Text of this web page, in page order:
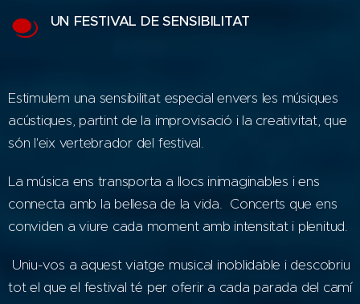
UN FESTIVAL DE SENSIBILITAT
Estimulem una sensibilitat especial envers les músiques
acústiques, partint de la improvisació i la creativitat, que
són l'eix vertebrador del festival.
La música ens transporta a llocs inimaginables i ens
connecta amb la bellesa de la vida. Concerts que ens
conviden a viure cada moment amb intensitat i plenitud.
Uniu-vos a aquest viatge musical inoblidable i descobriu
tot el que el festival té per oferir a cada parada del camí